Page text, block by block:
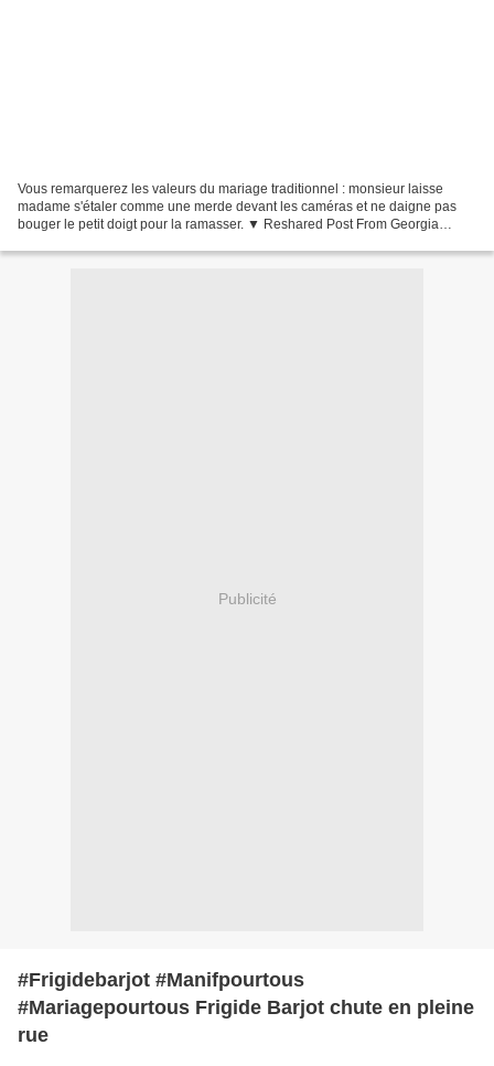
Vous remarquerez les valeurs du mariage traditionnel : monsieur laisse
madame s'étaler comme une merde devant les caméras et ne daigne pas
bouger le petit doigt pour la ramasser. ▼ Reshared Post From Georgia
Publicité
#Frigidebarjot #Manifpourtous
#Mariagepourtous Frigide Barjot chute en pleine
rue